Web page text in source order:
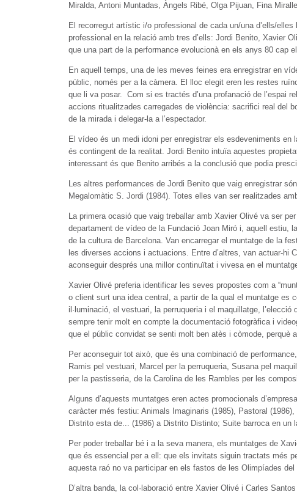
Miralda, Antoni Muntadas, Àngels Ribé, Olga Pijuan, Fina
El recorregut artístic i/o professional de cada un/una d’ells/
professional en la relació amb tres d’ells: Jordi Benito, Xavier
que una part de la performance evolucionà en els anys 80 cap
En aquell temps, una de les meves feines era enregistrar en
públic, només per a la càmera. El lloc elegit eren les restes
que li va posar. Com si es tractés d’una profanació de l’espai
accions ritualitzades carregades de violència: sacrifici real del
de la mirada i delegar-la a l’espectador.
El vídeo és un medi idoni per enregistrar els esdeveniments
és contingent de la realitat. Jordi Benito intuïa aquestes
interessant és que Benito arribés a la conclusió que podia
Les altres performances de Jordi Benito que vaig enregistrar
Megalomàtic S. Jordi (1984). Totes elles van ser realitzades
La primera ocasió que vaig treballar amb Xavier Olivé va ser
departament de vídeo de la Fundació Joan Miró i, aquell estiu,
de la cultura de Barcelona. Van encarregar el muntatge de la
les diverses accions i actuacions. Entre d’altres, van actuar-hi
aconseguir després una millor continuïtat i vivesa en el
Xavier Olivé preferia identificar les seves propostes com a
o client surt una idea central, a partir de la qual el muntatge es
il·luminació, el vestuari, la perruqueria i el maquillatge,
sempre tenir molt en compte la documentació fotogràfica i
que el públic convidat se senti molt ben atès i còmode, perquè
Per aconseguir tot això, que és una combinació de
Ramis pel vestuari, Marcel per la perruqueria, Susana pel
per la pastisseria, de la Carolina de les Rambles per les
Alguns d’aquests muntatges eren actes promocionals
caràcter més festiu: Animals Imaginaris (1985), Pastoral
Distrito esta de... (1986) a Distrito Distinto; Suite barroca en un
Per poder treballar bé i a la seva manera, els muntatges de
que és essencial per a ell: que els invitats siguin tractats més
aquesta raó no va participar en els fastos de les Olimpíades del
D’altra banda, la col·laboració entre Xavier Olivé i Carles